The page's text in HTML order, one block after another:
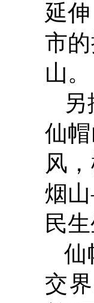
延
市
山。
仙
风
烟
民
仙
交